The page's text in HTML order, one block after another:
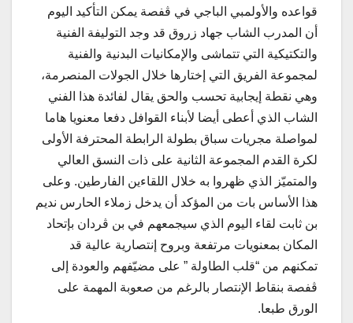
قواعده والأولمبي الباجي في ڨفصة يمكن التأكيد اليوم
أن المدرب الشاب جهاد زروق قد وجد التوليفة الفنية
والتكتيكية التي تتماشى والإمكانيات البدنية والفنية
لمجموعة الفريق التي إختارها خلال الجولات المنصرمة،
وهي نقطة إيجابية تحسب والحق يقال لفائدة هذا الفني
الشاب الذي أعطى أيضا لأبناء القوافل دفعا معنويا هاما
لمواصلة مجريات سباق بطولة الرابطة المحترفة الأولى
لكرة القدم المجموعة الثانية على ذات النسق العالي
والمتميّز الذي ظهروا به خلال اللقاءين الفارطين. وعلى
هذا الأساس بات من المؤكد أن يدخل زملاء الحارس نديم
بن ثابت لقاء اليوم الذي سيجمعهم في بن ڨردان بإتحاد
المكان بمعنويات مرتفعة وبروح إنتصارية عالية قد
تمكنهم من “قلب الطاولة ” على مضيّفهم والعودة إلى
ڨفصة بنقاط الإنتصار بالرغم من صعوبة المهمة على
الورق طبعا.